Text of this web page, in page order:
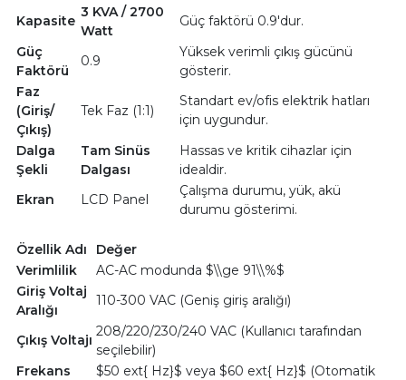
Kapasite
3 KVA / 2700
Watt
Güç faktörü 0.9'dur.
Güç
Faktörü
0.9
Yüksek verimli çıkış gücünü
gösterir.
Faz
(Giriş/
Çıkış)
Tek Faz (1:1)
Standart ev/ofis elektrik hatları
için uygundur.
Dalga
Şekli
Tam Sinüs
Dalgası
Hassas ve kritik cihazlar için
idealdir.
Ekran
LCD Panel
Çalışma durumu, yük, akü
durumu gösterimi.
Özellik Adı
Değer
Verimlilik
AC-AC modunda $\\ge 91\\%$
Giriş Voltaj
Aralığı
110-300 VAC (Geniş giriş aralığı)
Çıkış Voltajı
208/220/230/240 VAC (Kullanıcı tarafından
seçilebilir)
Frekans
$50 ext{ Hz}$ veya $60 ext{ Hz}$ (Otomatik